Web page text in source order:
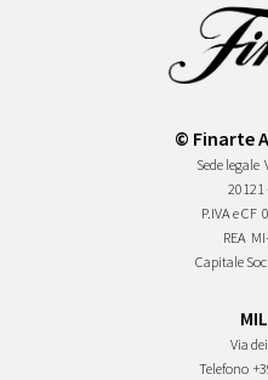
© Finarte
Sede legale
P.IVA e CF
REA
Capitale
Via
Telefono